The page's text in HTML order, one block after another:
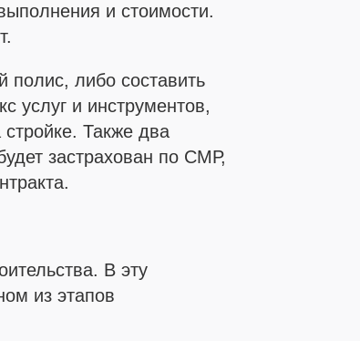
и стоимости.
полис, либо составить
услуг и инструментов,
Также два
застрахован по СМР,
В эту
из этапов